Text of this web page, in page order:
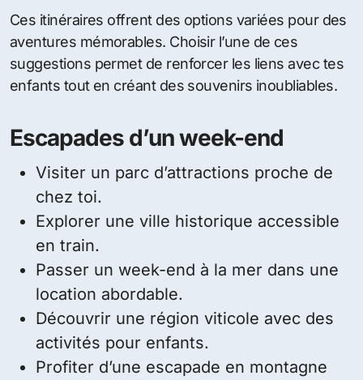
Ces itinéraires offrent des options variées pour des
aventures mémorables. Choisir l’une de ces
suggestions permet de renforcer les liens avec tes
enfants tout en créant des souvenirs inoubliables.
Escapades d’un week-end
Visiter un parc d’attractions proche de
chez toi.
Explorer une ville historique accessible
en train.
Passer un week-end à la mer dans une
location abordable.
Découvrir une région viticole avec des
activités pour enfants.
Profiter d’une escapade en montagne